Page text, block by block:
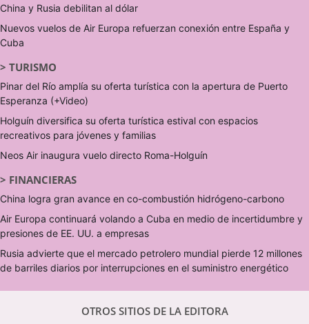
China y Rusia debilitan al dólar
Nuevos vuelos de Air Europa refuerzan conexión entre España y
Cuba
> TURISMO
Pinar del Río amplía su oferta turística con la apertura de Puerto
Esperanza (+Video)
Holguín diversifica su oferta turística estival con espacios
recreativos para jóvenes y familias
Neos Air inaugura vuelo directo Roma-Holguín
> FINANCIERAS
China logra gran avance en co-combustión hidrógeno-carbono
Air Europa continuará volando a Cuba en medio de incertidumbre y
presiones de EE. UU. a empresas
Rusia advierte que el mercado petrolero mundial pierde 12 millones
de barriles diarios por interrupciones en el suministro energético
OTROS SITIOS DE LA EDITORA